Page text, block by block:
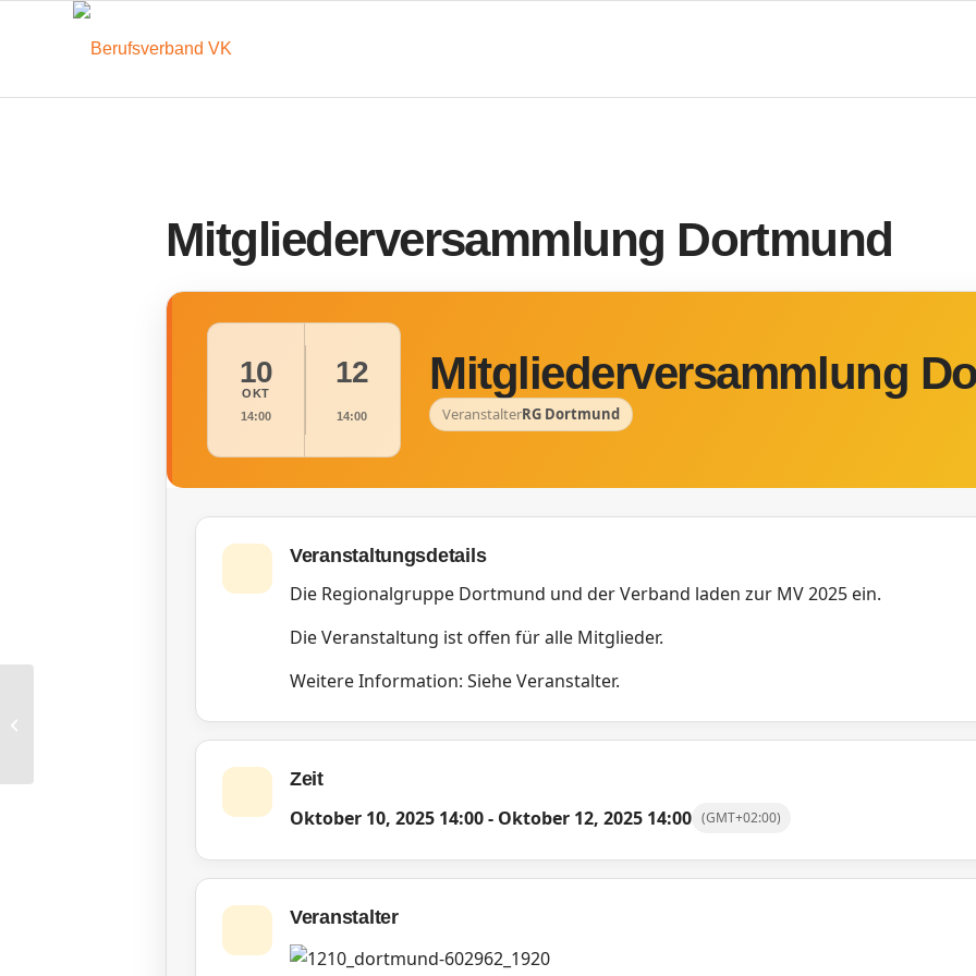
Mitgliederversammlung Dortmund
10
OKT
14:00
12
14:00
Mitgliederversammlung
VeranstalterRG Dortmund
Veranstaltungsdetails
Die Regionalgruppe Dortmund und der Verband laden zur MV 2025 ein.
Die Veranstaltung ist offen für alle Mitglieder.
Weitere Information: Siehe Veranstalter.
Zeit
Oktober 10, 2025 14:00- Oktober 12, 2025 14:00 (GMT+02:00)
Veranstalter